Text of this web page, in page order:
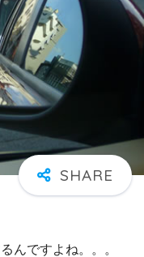
んですよね。。。